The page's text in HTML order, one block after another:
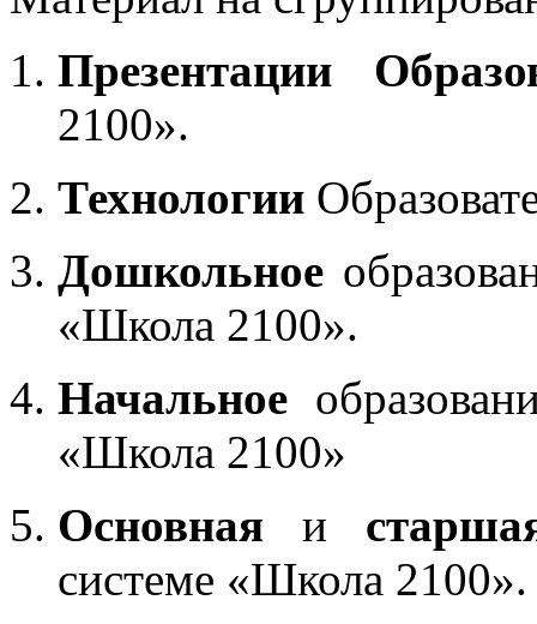
Презентации
2100».
Технологии
Дошкольное
«Школа 2100».
Начальное
«Школа 2100»
Основная и
системе «Школа 2100».